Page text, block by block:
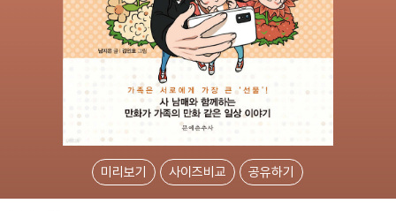
미리보기 사이즈비교 공유하기